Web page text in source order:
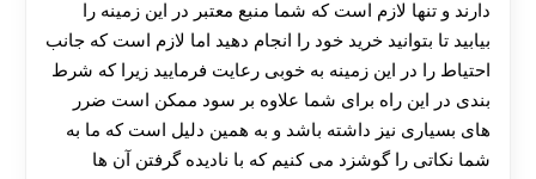
دارند و تنها لازم است که شما منبع معتبر در این زمینه را
بیابید تا بتوانید خرید خود را انجام دهید اما لازم است که جانب
احتیاط را در این زمینه به خوبی رعایت فرمایید زیرا که شرط
بندی در این راه برای شما علاوه بر سود ممکن است ضرر
های بسیاری نیز داشته باشد و به همین دلیل است که ما به
شما نکاتی را گوشزد می کنیم که با نادیده گرفتن آن ها